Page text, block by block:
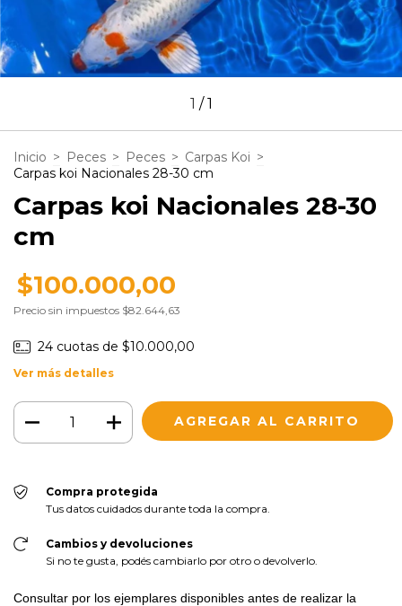
1 /1
Inicio > Peces > Peces > Carpas Koi >
Carpas koi Nacionales 28-30 cm
Carpas koi Nacionales 28-30
cm
$100.000,00
Precio sin impuestos $82.644,63
24 cuotas de $10.000,00
Ver más detalles
Compra protegida
Tus datos cuidados durante toda la compra.
Cambios y devoluciones
Si no te gusta, podés cambiarlo por otro o devolverlo.
Consultar por los ejemplares disponibles antes de realizar la